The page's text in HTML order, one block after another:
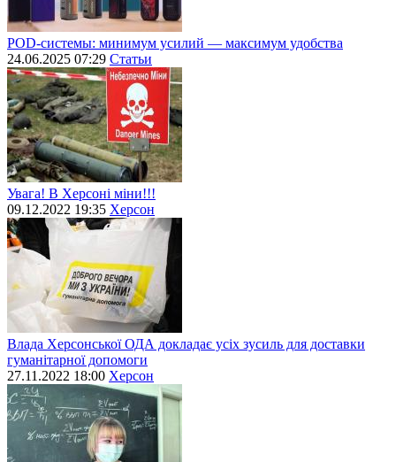
POD-системы: минимум усилий — максимум удобства
24.06.2025 07:29 Статьи
Увага! В Херсоні міни!!!
09.12.2022 19:35 Херсон
Влада Херсонської ОДА докладає усіх зусиль для доставки
гуманітарної допомоги
27.11.2022 18:00 Херсон